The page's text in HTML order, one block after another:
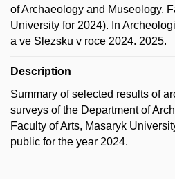
of Archaeology and Museology,
University for 2024). In
a ve Slezsku v roce 2024. 2025.
Description
Summary of selected results of
surveys of the Department of
Faculty of Arts, Masaryk
public for the year 2024.